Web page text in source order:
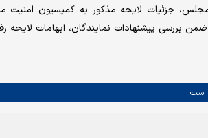
قانون آئین‌نامه داخلی مجلس، جزئیات لایحه مذکور به
پیشنهادات نمایندگان، ابهامات لایحه
است.